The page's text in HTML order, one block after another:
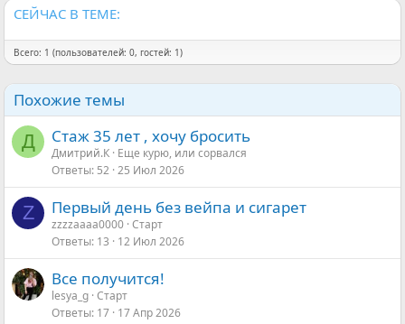
СЕЙЧАС В ТЕМЕ:
Всего: 1 (пользователей: 0, гостей: 1)
Похожие темы
Д Стаж 35 лет , хочу бросить
Дмитрий.К Еще курю, или сорвался
Ответы 52 25 Июл 2026
Z Первый день без вейпа и сигарет
zzzzaaaa0000 Старт
Ответы 13 12 Июл 2026
Все получится!
lesya_g Старт
Ответы 17 17 Апр 2026